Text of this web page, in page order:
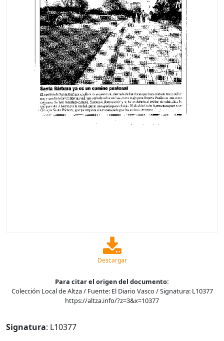
Descargar
Para citar el origen del documento:
Colección Local de Altza / Fuente: El Diario Vasco / Signatura: L10377
https://altza.info/?z=3&x=10377
Signatura: L10377